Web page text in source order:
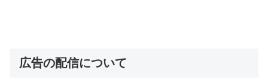
広告の配信について